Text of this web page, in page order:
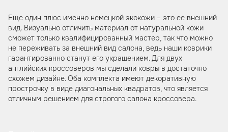
Еще один плюс именно немецкой экокожи – это ее внешний
вид. Визуально отличить материал от натуральной кожи
сможет только квалифицированный мастер, так что можно
не переживать за внешний вид салона, ведь наши коврики
гарантированно станут его украшением. Для двух
английских кроссоверов мы сделали ковры в достаточно
схожем дизайне. Оба комплекта имеют декоративную
прострочку в виде диагональных квадратов, что является
отличным решением для строгого салона кроссовера.